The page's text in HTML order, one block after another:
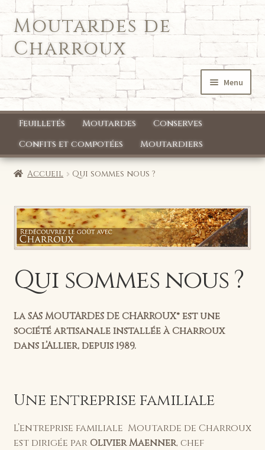
Aller
à
la
navigation
Aller
au
contenu
Moutardes de
Charroux
Menu
Accueil
Qui sommes nous ?
Mon compte
Boutique
Feuilletés Moutardes
Conserves
Confits et compotées
Moutardiers
Accueil Qui sommes nous ?
Qui sommes nous ?
La SAS MOUTARDES DE CHARROUX® est une
société artisanale installée à Charroux
dans l’Allier, depuis 1989.
Une entreprise familiale
L’entreprise familiale Moutarde de Charroux
est dirigée par Olivier Maenner, chef